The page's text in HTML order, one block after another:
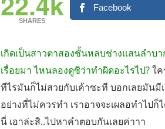
SHARES
Facebook
เกิดเป็นสาวตาสองชั้นหลบช่างแสนลำบ
เรื่อยมา ไหนลองดูซิว่าทำผิดอะไรไป?ใค
ทีไรมันก็ไม่สวยกับเค้าซะที บอกเลยมันมี
อย่างที่ไม่ควรทำ เราอาจจะเผลอทำไป
นี่ เอาล่ะสิ..ไปหาคำตอบกันเลยค่าาา